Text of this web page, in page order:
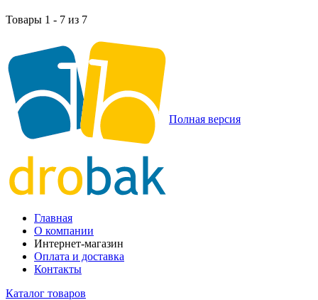
Товары 1 - 7 из 7
Полная версия
Главная
О компании
Интернет-магазин
Оплата и доставка
Контакты
Каталог товаров